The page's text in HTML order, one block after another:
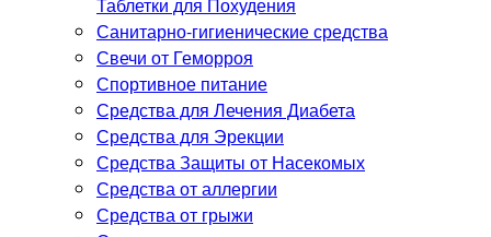
Санитарно-гигиенические средства
Свечи от Геморроя
Спортивное питание
Средства для Лечения Диабета
Средства для Эрекции
Средства Защиты от Насекомых
Средства от аллергии
Средства от грыжи